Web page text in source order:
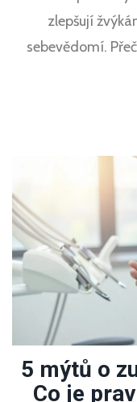
zlepšují
sebevědomí.
5 mýtů o
Co je